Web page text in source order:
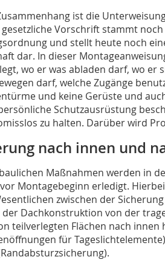
ist die
Vorschrift stammt
und stellt heute noch
dar. In dieser
wo er was abladen darf, wo er
darf, welche Zugänge
und keine Gerüste und
Schutzausrüstung
zu halten. Darüber wird
nach innen und
Maßnahmen werden in
Montagebeginn erledigt.
zwischen der
der Dachkonstruktion von der
teilverlegten Flächen nach innen
für